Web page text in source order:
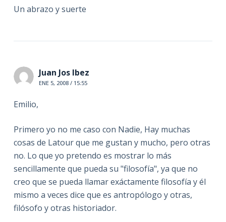
Un abrazo y suerte
Juan Jos Ibez
ENE 5, 2008 / 15:55
Emilio,
Primero yo no me caso con Nadie, Hay muchas
cosas de Latour que me gustan y mucho, pero otras
no. Lo que yo pretendo es mostrar lo más
sencillamente que pueda su "filosofía", ya que no
creo que se pueda llamar exáctamente filosofía y él
mismo a veces dice que es antropólogo y otras,
filósofo y otras historiador.